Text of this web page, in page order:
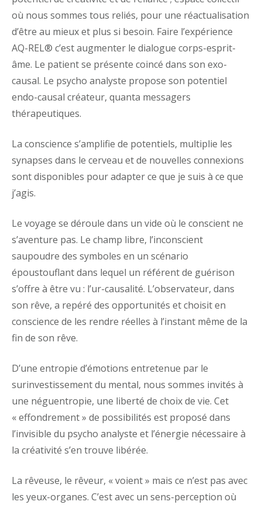
où nous sommes tous reliés, pour une réactualisation
d’être au mieux et plus si besoin. Faire l’expérience
AQ-REL® c’est augmenter le dialogue corps-esprit-
âme. Le patient se présente coincé dans son exo-
causal. Le psycho analyste propose son potentiel
endo-causal créateur, quanta messagers
thérapeutiques.
La conscience s’amplifie de potentiels, multiplie les
synapses dans le cerveau et de nouvelles connexions
sont disponibles pour adapter ce que je suis à ce que
j’agis.
Le voyage se déroule dans un vide où le conscient ne
s’aventure pas. Le champ libre, l’inconscient
saupoudre des symboles en un scénario
époustouflant dans lequel un référent de guérison
s’offre à être vu : l’ur-causalité. L’observateur, dans
son rêve, a repéré des opportunités et choisit en
conscience de les rendre réelles à l’instant même de la
fin de son rêve.
D’une entropie d’émotions entretenue par le
surinvestissement du mental, nous sommes invités à
une néguentropie, une liberté de choix de vie. Cet
« effondrement » de possibilités est proposé dans
l’invisible du psycho analyste et l’énergie nécessaire à
la créativité s’en trouve libérée.
La rêveuse, le rêveur, « voient » mais ce n’est pas avec
les yeux-organes. C’est avec un sens-perception où